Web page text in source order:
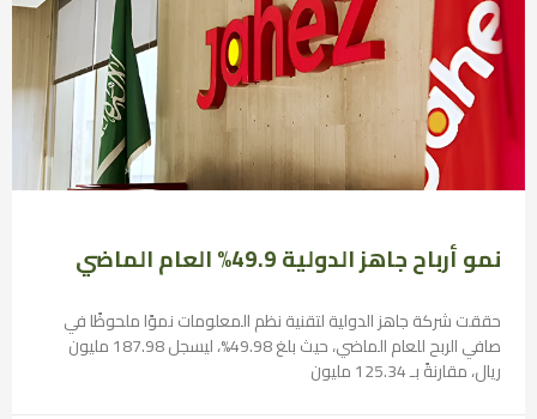
نمو أرباح جاهز الدولية 49.9% العام الماضي
حققت شركة جاهز الدولية لتقنية نظم المعلومات نموًا ملحوظًا في
صافي الربح للعام الماضي، حيث بلغ 49.98%، ليسجل 187.98 مليون
ريال، مقارنةً بـ 125.34 مليون